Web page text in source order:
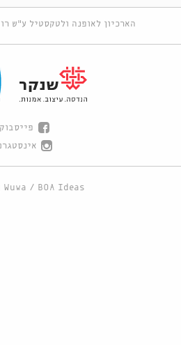
הארכיון לאופנה ולטקסטיל ע"ש
פייסבוק
Wuwa / BOA Ideas